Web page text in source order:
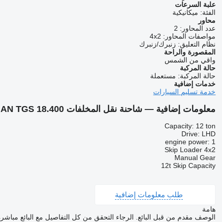
علبة السرعات
الفئة: ميكانيكية
محاور
عدد المحاور: 2
مواصفات المحاور: 4x2
نظام التعليق: زنبرك/زنبرك
المقصورة والراحة
واقي من الشمس
حالة المركبة
حالة المركبة: مستعملة
خدمات إضافية
خدمة تسليم السيارات
معلومات إضافية — شاحنة نقل المخلفات MAN TGS 18.400
Capacity: 12 ton
Drive: LHD
engine power: 1
Skip Loader 4x2
Manual Gear
12t Skip Capacity
طلب معلومات إضافية
هامة
الوصف مقدم من قبل البائع. الرجاء التحقق من كل التفاصيل مع البائع